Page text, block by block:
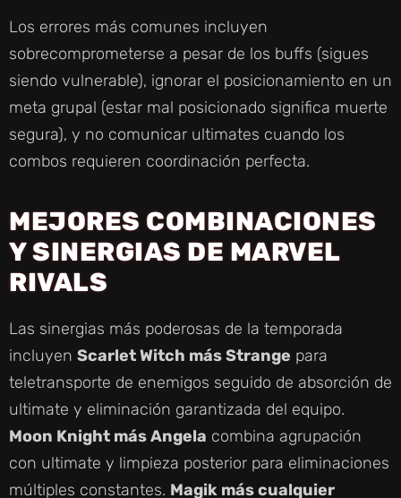
Los errores más comunes incluyen
sobrecomprometerse a pesar de los buffs (sigues
siendo vulnerable), ignorar el posicionamiento en un
meta grupal (estar mal posicionado significa muerte
segura), y no comunicar ultimates cuando los
combos requieren coordinación perfecta.
MEJORES COMBINACIONES
Y SINERGIAS DE MARVEL
RIVALS
Las sinergias más poderosas de la temporada
incluyen Scarlet Witch más Strange para
teletransporte de enemigos seguido de absorción de
ultimate y eliminación garantizada del equipo.
Moon Knight más Angela combina agrupación
con ultimate y limpieza posterior para eliminaciones
múltiples constantes. Magik más cualquier